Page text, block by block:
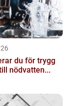
du för trygg
nödvatten...